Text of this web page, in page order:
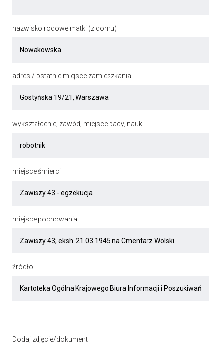
nazwisko rodowe matki (z domu)
adres / ostatnie miejsce zamieszkania
wykształcenie, zawód, miejsce pacy, nauki
miejsce śmierci
miejsce pochowania
źródło
Dodaj zdjęcie/dokument